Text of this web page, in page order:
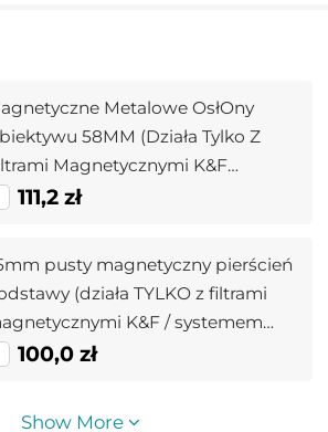
Metalowe OsłOny
58MM (Działa Tylko Z
Magnetycznymi K&F
111,2 zł
pusty magnetyczny pierścień
(działa TYLKO z filtrami
K&F / systemem
wymiany)
100,0 zł
Show More